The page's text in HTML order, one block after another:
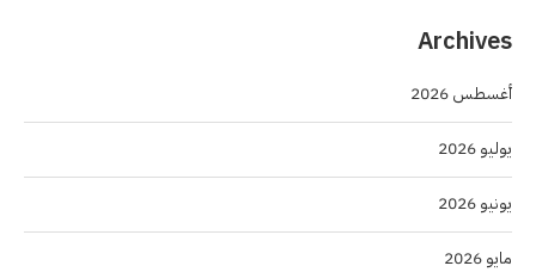
Archives
أغسطس 2026
يوليو 2026
يونيو 2026
مايو 2026